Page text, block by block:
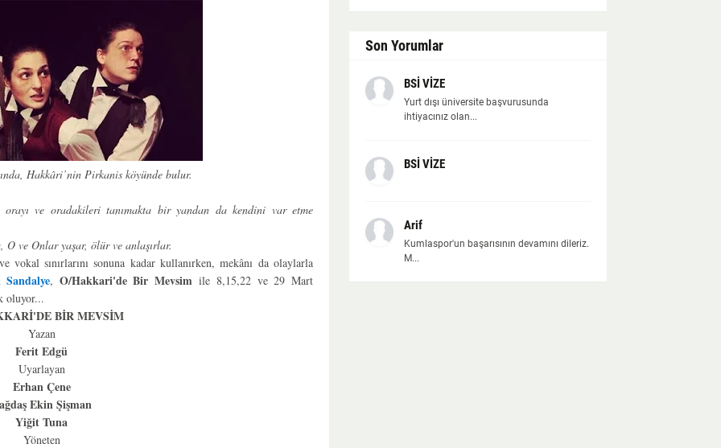
Hakkâri’nin Pirkanis köyünde bulur.
ve oradakileri tanımakta bir yandan da kendini var etme
ve Onlar yaşar, ölür ve anlaşırlar.
vokal sınırlarını sonuna kadar kullanırken, mekânı da olaylarla
Sandalye, O/Hakkari'de Bir Mevsim ile8,15,22 ve 29 Mart
oluyor...
BİR MEVSİM
Yazan
Ferit Edgü
Uyarlayan
Erhan Çene
Ekin Şişman
Yiğit Tuna
Yöneten
Son Yorumlar
BSİ VİZE
Yurt dışı üniversite başvurusunda
ihtiyacınız olan...
BSİ VİZE
Arif
Kumlaspor'un başarısının devamını dileriz.
M...